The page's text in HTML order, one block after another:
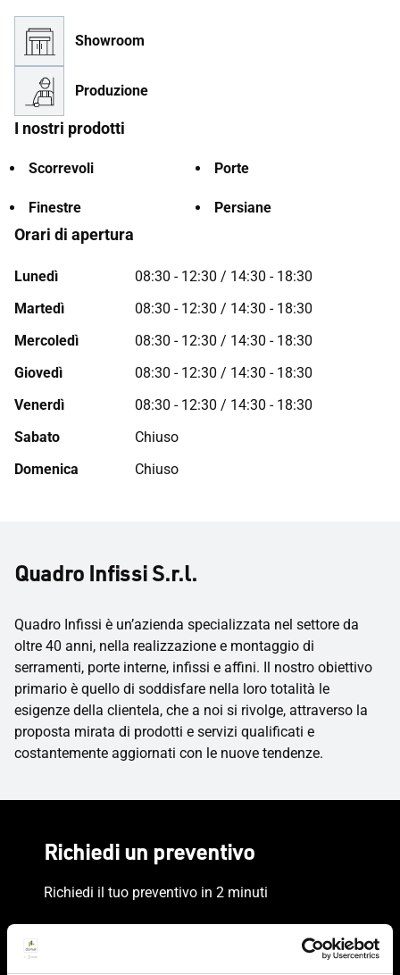
Showroom
Produzione
I nostri prodotti
Scorrevoli Porte
Finestre Persiane
Orari di apertura
Lunedì
08:30 - 12:30 / 14:30 - 18:30
Martedì
08:30 - 12:30 / 14:30 - 18:30
Mercoledì
08:30 - 12:30 / 14:30 - 18:30
Giovedì
08:30 - 12:30 / 14:30 - 18:30
Venerdì
08:30 - 12:30 / 14:30 - 18:30
Sabato
Chiuso
Domenica
Chiuso
Quadro Infissi S.r.l.
Quadro Infissi è un’azienda specializzata nel settore da
oltre 40 anni, nella realizzazione e montaggio di
serramenti, porte interne, infissi e affini. Il nostro obiettivo
primario è quello di soddisfare nella loro totalità le
esigenze della clientela, che a noi si rivolge, attraverso la
proposta mirata di prodotti e servizi qualificati e
costantemente aggiornati con le nuove tendenze.
Richiedi un preventivo
Richiedi il tuo preventivo in 2 minuti
Il tuo nome, cognome e l'indirizzo del tuo progetto